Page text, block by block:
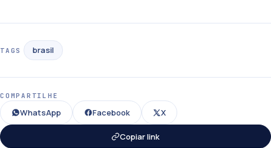
TAGS brasil
COMPARTILHE
WhatsApp Facebook X
Copiar link